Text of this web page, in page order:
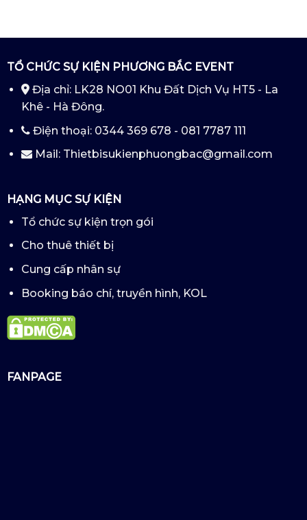
TỔ CHỨC SỰ KIỆN PHƯƠNG BẮC EVENT
Địa chỉ: LK28 NO01 Khu Đất Dịch Vụ HT5 - La
Khê - Hà Đông.
Điện thoại: 0344 369 678 - 081 7787 111
Mail: Thietbisukienphuongbac@gmail.com
HẠNG MỤC SỰ KIỆN
Tổ chức sự kiện trọn gói
Cho thuê thiết bị
Cung cấp nhân sự
Booking báo chí, truyền hình, KOL
FANPAGE